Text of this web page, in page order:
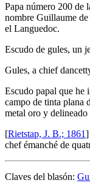
Papa número 200 de
nombre Guillaume
el Languedoc.
Escudo de gules, un
Gules, a chief
Escudo papal que he
campo de tinta plana
metal oro y
[Rietstap, J. B.; 1861]
chef émanché de
Claves del blasón: